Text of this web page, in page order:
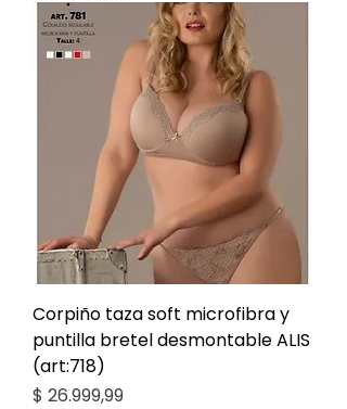
Corpiño taza soft microfibra y
puntilla bretel desmontable ALIS
(art:718)
Precio
$ 26.999,99